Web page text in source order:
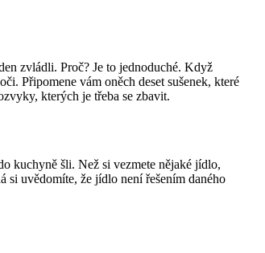
zvládli. Proč? Je to jednoduché. Když
Připomene vám oněch deset sušenek, které
kterých je třeba se zbavit.
kuchyně šli. Než si vezmete nějaké jídlo,
si uvědomíte, že jídlo není řešením daného